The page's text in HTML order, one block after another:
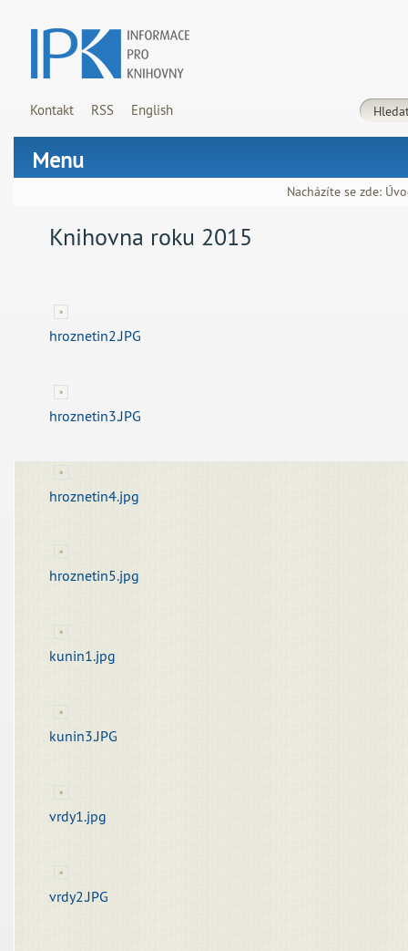
Kontakt RSS English
Menu
Nacházíte se zde:
Knihovna roku 2015
hroznetin2.JPG
hroznetin3.JPG
hroznetin4.jpg
hroznetin5.jpg
kunin1.jpg
kunin3.JPG
vrdy1.jpg
vrdy2.JPG